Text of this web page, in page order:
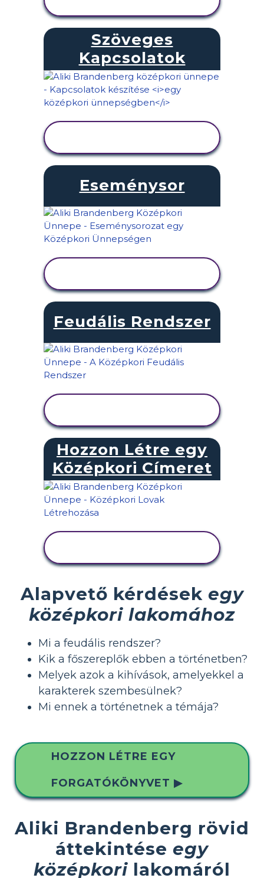
Szöveges
Kapcsolatok
Eseménysor
Feudális Rendszer
Hozzon Létre egy
Középkori Címeret
Alapvető kérdések egy
középkori lakomához
Mi a feudális rendszer?
Kik a főszereplők ebben a történetben?
Melyek azok a kihívások, amelyekkel a
karakterek szembesülnek?
Mi ennek a történetnek a témája?
HOZZON LÉTRE EGY
FORGATÓKÖNYVET ▶
Aliki Brandenberg rövid
áttekintése egy
középkori lakomáról